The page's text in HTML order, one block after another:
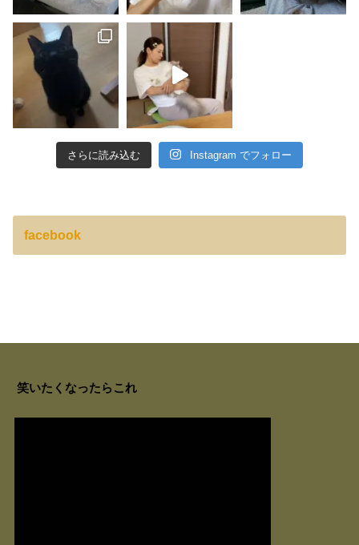
さらに読み込む Instagram でフォロー
facebook
笑いたくなったらこれ